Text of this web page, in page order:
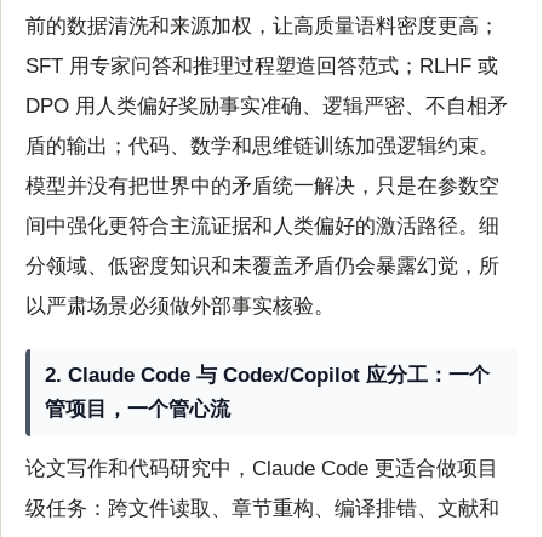
前的数据清洗和来源加权，让高质量语料密度更高；
SFT 用专家问答和推理过程塑造回答范式；RLHF 或
DPO 用人类偏好奖励事实准确、逻辑严密、不自相矛
盾的输出；代码、数学和思维链训练加强逻辑约束。
模型并没有把世界中的矛盾统一解决，只是在参数空
间中强化更符合主流证据和人类偏好的激活路径。细
分领域、低密度知识和未覆盖矛盾仍会暴露幻觉，所
以严肃场景必须做外部事实核验。
2. Claude Code 与 Codex/Copilot 应分工：一个
管项目，一个管心流
论文写作和代码研究中，Claude Code 更适合做项目
级任务：跨文件读取、章节重构、编译排错、文献和